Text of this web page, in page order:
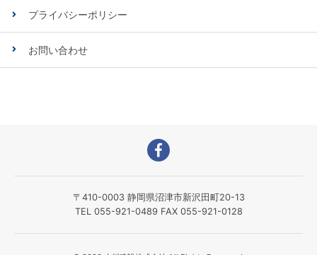
プライバシーポリシー
お問い合わせ
〒410-0003 静岡県沼津市新沢田町20-13
TEL 055-921-0489 FAX 055-921-0128